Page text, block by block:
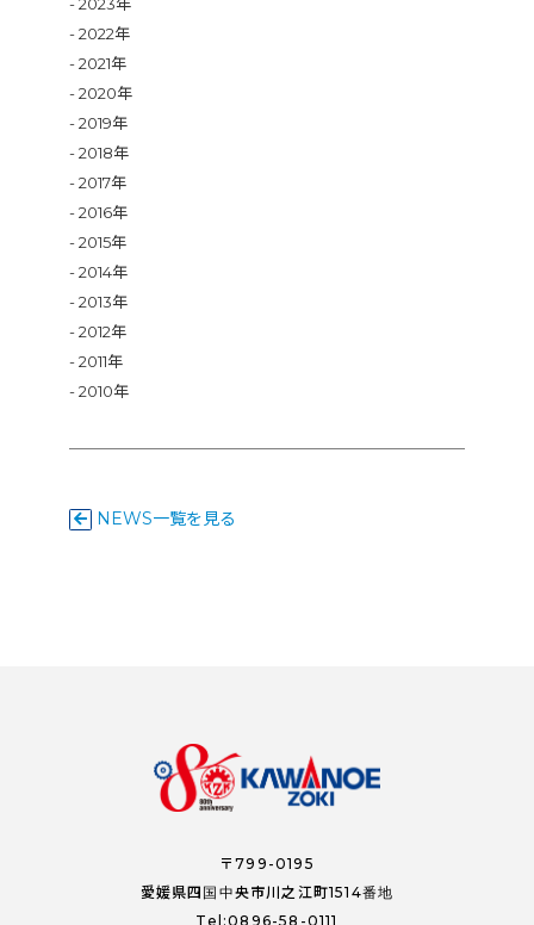
2023年
2022年
2021年
2020年
2019年
2018年
2017年
2016年
2015年
2014年
2013年
2012年
2011年
2010年
NEWS一覧を見る
〒799-0195
愛媛県四国中央市川之江町1514番地
Tel:0896-58-0111